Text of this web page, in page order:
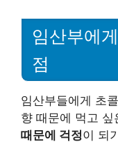
임산부에
점
임산부들에게 초
향 때문에 먹고
때문에 걱정이 되